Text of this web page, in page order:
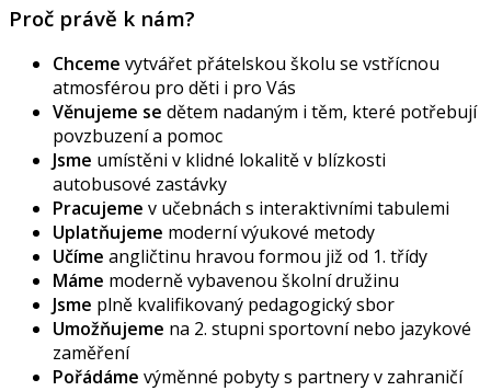
Proč právě k nám?
Chceme vytvářet přátelskou školu se vstřícnou
atmosférou pro děti i pro Vás
Věnujeme se dětem nadaným i těm, které potřebují
povzbuzení a pomoc
Jsme umístěni v klidné lokalitě v blízkosti
autobusové zastávky
Pracujeme v učebnách s interaktivními tabulemi
Uplatňujeme moderní výukové metody
Učíme angličtinu hravou formou již od 1. třídy
Máme moderně vybavenou školní družinu
Jsme plně kvalifikovaný pedagogický sbor
Umožňujeme na 2. stupni sportovní nebo jazykové
zaměření
Pořádáme výměnné pobyty s partnery v zahraničí